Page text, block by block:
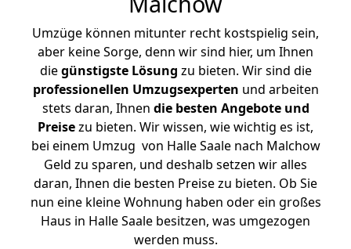
Umzüge können mitunter recht kostspielig sein,
aber keine Sorge, denn wir sind hier, um Ihnen
diegünstigste Lösung zu bieten. Wir sind die
professionellen Umzugsexperten und arbeiten
stets daran, Ihnen die besten Angebote und
Preisezu bieten. Wir wissen, wie wichtig es ist,
bei einem Umzug von Halle Saale nach Malchow
Geld zu sparen, und deshalb setzen wir alles
daran, Ihnen die besten Preise zu bieten. Ob Sie
nun eine kleine Wohnung haben oder ein großes
Haus in Halle Saale besitzen, was umgezogen
werden muss.